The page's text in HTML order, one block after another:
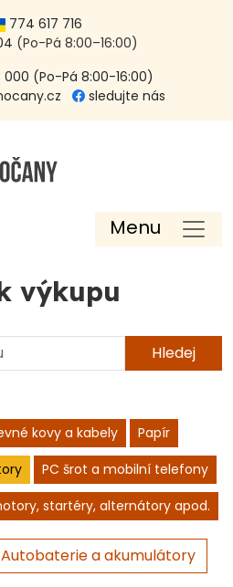
774 617 716
(Po-Pá 8:00–16:00)
(Po-Pá 8:00-16:00)
sledujte nás
Menu
výkupu
Hledej
kovy a kabely
Papír
PC šrot a mobilní telefony
startéry, alternátory apod.
Zobrazit kategorie: Autobaterie a akumulátory